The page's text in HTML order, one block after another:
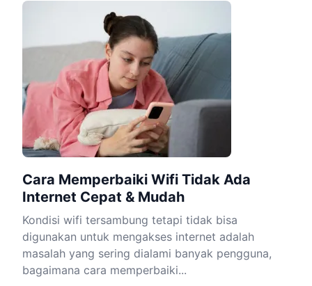
Cara Memperbaiki Wifi Tidak Ada
Internet Cepat & Mudah
Kondisi wifi tersambung tetapi tidak bisa
digunakan untuk mengakses internet adalah
masalah yang sering dialami banyak pengguna,
bagaimana cara memperbaiki...